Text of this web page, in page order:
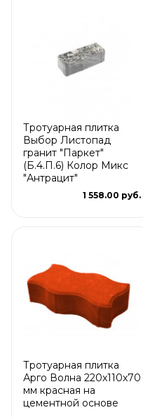
Тротуарная плитка
Выбор Листопад
гранит "Паркет"
(Б.4.П.6) Колор Микс
"Антрацит"
1 558.00 руб.
Тротуарная плитка
Арго Волна 220x110x70
мм красная на
цементной основе